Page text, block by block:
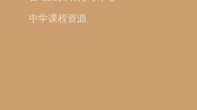
中学课程资源